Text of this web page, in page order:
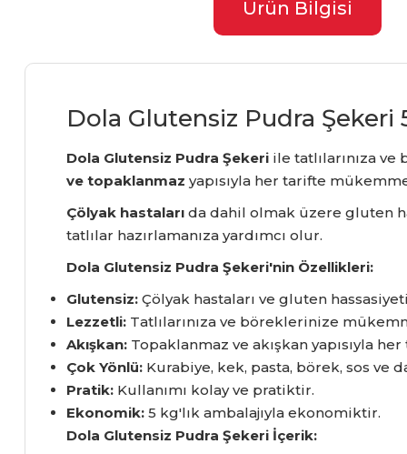
Ürün Bilgisi
Dola Glutensiz Pudra Şekeri 5
Dola Glutensiz Pudra Şekeri ile tatlılarınıza
ve topaklanmaz yapısıyla her tarifte
Çölyak hastaları da dahil olmak üzere gluten
tatlılar hazırlamanıza yardımcı olur.
Dola Glutensiz Pudra Şekeri'nin Özellikleri:
Glutensiz: Çölyak hastaları ve gluten
Lezzetli: Tatlılarınıza ve böreklerinize
Akışkan: Topaklanmaz ve akışkan yapısıyla
Çok Yönlü: Kurabiye, kek, pasta, börek, sos ve
Pratik: Kullanımı kolay ve pratiktir.
Ekonomik: 5 kg'lık ambalajıyla ekonomiktir.
Dola Glutensiz Pudra Şekeri İçerik: